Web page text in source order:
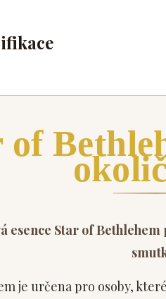
of
esence Star of
je určena pro osoby,